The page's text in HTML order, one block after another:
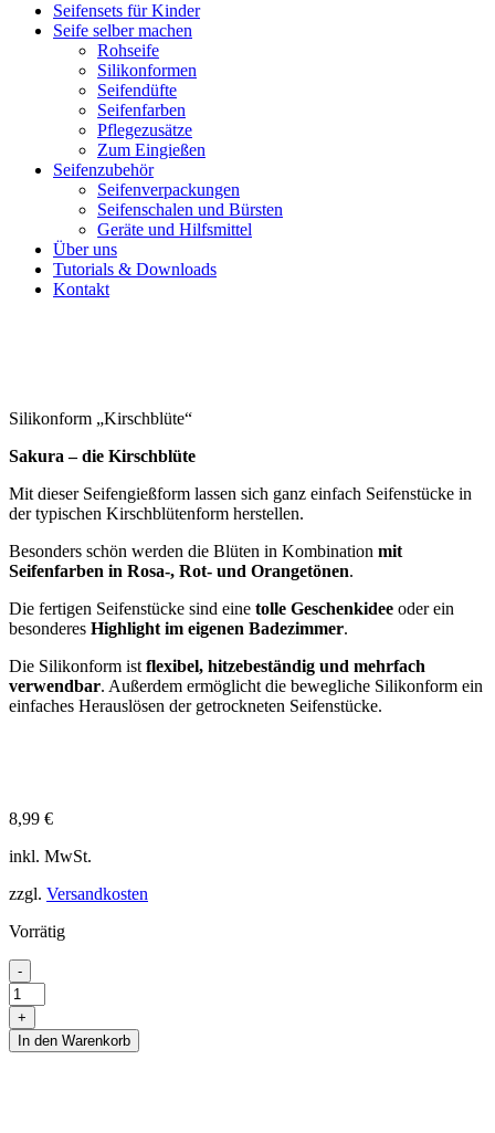
Seifensets für Kinder
Seife selber machen
Rohseife
Silikonformen
Seifendüfte
Seifenfarben
Pflegezusätze
Zum Eingießen
Seifenzubehör
Seifenverpackungen
Seifenschalen und Bürsten
Geräte und Hilfsmittel
Über uns
Tutorials & Downloads
Kontakt
Silikonform „Kirschblüte“
Sakura – die Kirschblüte
Mit dieser Seifengießform lassen sich ganz einfach Seifenstücke in
der typischen Kirschblütenform herstellen.
Besonders schön werden die Blüten in Kombination mit
Seifenfarben in Rosa-, Rot- und Orangetönen.
Die fertigen Seifenstücke sind eine tolle Geschenkidee oder ein
besonderes Highlight im eigenen Badezimmer.
Die Silikonform ist flexibel, hitzebeständig und mehrfach
verwendbar. Außerdem ermöglicht die bewegliche Silikonform ein
einfaches Herauslösen der getrockneten Seifenstücke.
8,99 €
inkl. MwSt.
zzgl. Versandkosten
Vorrätig
Silikonform
"Kirschblüte"
Menge
-
+
In den Warenkorb